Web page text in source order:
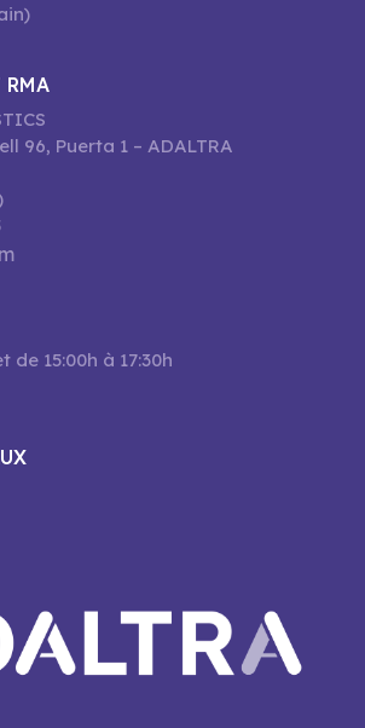
96, Puerta 1 – ADALTRA
de 15:00h à 17:30h